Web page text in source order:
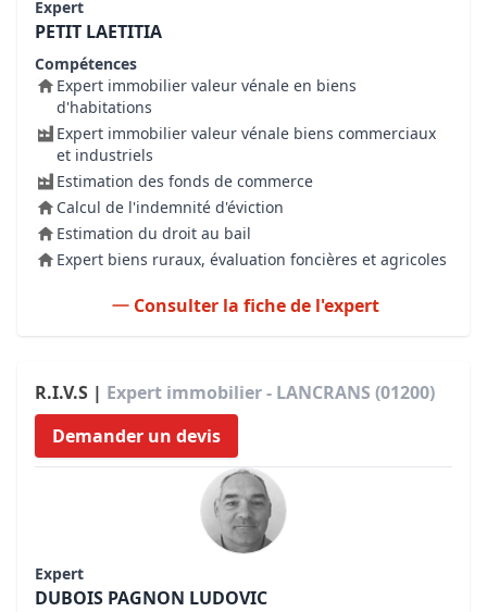
Expert
PETIT LAETITIA
Compétences
Expert immobilier valeur vénale en biens
d'habitations
Expert immobilier valeur vénale biens commerciaux
et industriels
Estimation des fonds de commerce
Calcul de l'indemnité d'éviction
Estimation du droit au bail
Expert biens ruraux, évaluation foncières et agricoles
Consulter la fiche de l'expert
R.I.V.S | Expert immobilier - LANCRANS (01200)
Demander un devis
Expert
DUBOIS PAGNON LUDOVIC